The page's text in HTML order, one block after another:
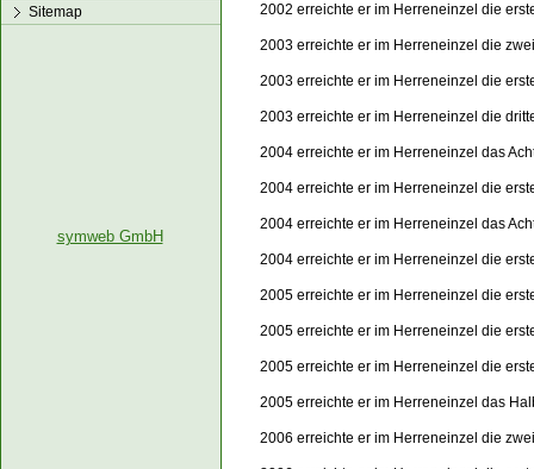
2002 erreichte er im Herreneinzel die
2003 erreichte er im Herreneinzel die
2003 erreichte er im Herreneinzel die
2003 erreichte er im Herreneinzel die
2004 erreichte er im Herreneinzel das
2004 erreichte er im Herreneinzel die
2004 erreichte er im Herreneinzel das
2004 erreichte er im Herreneinzel die
2005 erreichte er im Herreneinzel die
2005 erreichte er im Herreneinzel die
2005 erreichte er im Herreneinzel die
2005 erreichte er im Herreneinzel das
2006 erreichte er im Herreneinzel die
Sitemap
symweb GmbH